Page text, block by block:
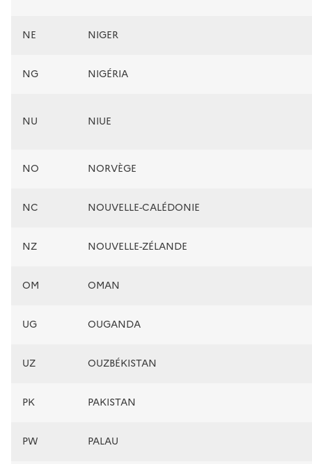
NE NIGER
NG NIGÉRIA
NU NIUE
NO NORVÈGE
NC NOUVELLE-CALÉDONIE
NZ NOUVELLE-ZÉLANDE
OM OMAN
UG OUGANDA
UZ OUZBÉKISTAN
PK PAKISTAN
PW PALAU